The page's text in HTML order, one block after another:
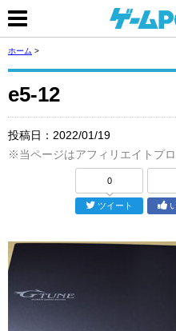
ホーム >
e5-12
投稿日： 2022/01/19
※当ページはアフィリエイトプ
0
ツイート